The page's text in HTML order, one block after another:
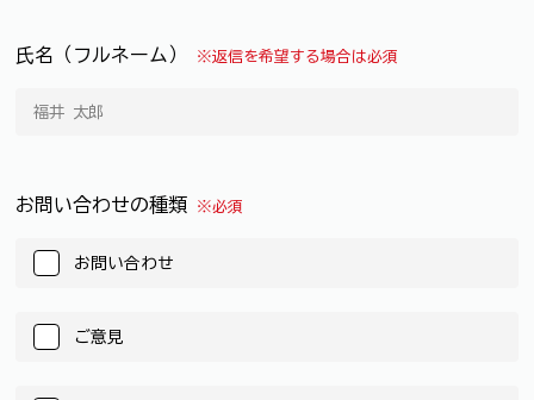
氏名（フルネーム） ※返信を希望する場合は必須
お問い合わせの種類 ※必須
お問い合わせ
ご意見